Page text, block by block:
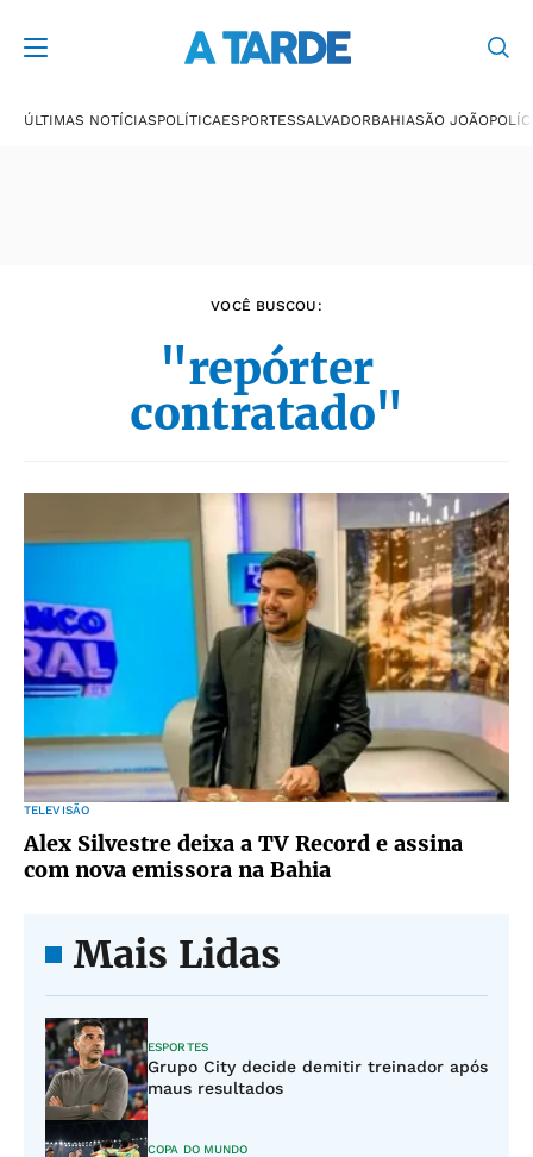
ÚLTIMAS NOTÍCIASPOLÍTICAESPORTESSALVADORBAHIASÃO JOÃO
VOCÊ BUSCOU:
"repórter
contratado"
TELEVISÃO
Alex Silvestre deixa a TV Record e assina
com nova emissora na Bahia
Mais Lidas
ESPORTES
Grupo City decide demitir treinador após
maus resultados
COPA DO MUNDO